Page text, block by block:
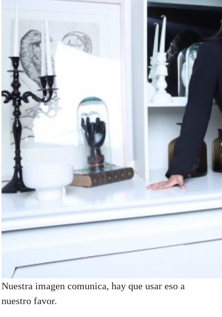
Nuestra imagen comunica, hay que usar eso a
nuestro favor.